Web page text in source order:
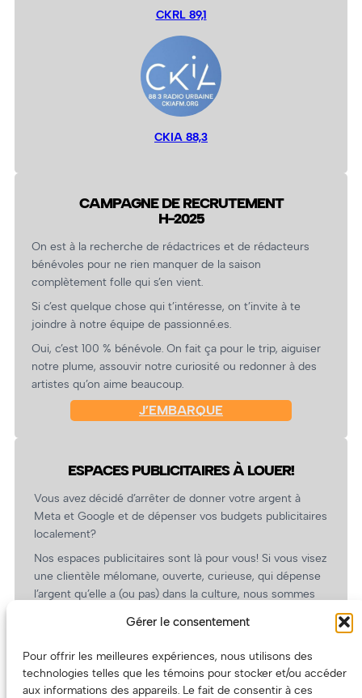
Gérer le consentement
Pour offrir les meilleures expériences, nous utilisons des
technologies telles que les témoins pour stocker et/ou accéder
aux informations des appareils. Le fait de consentir à ces
CKRL 89,1
CKIA 88,3
CAMPAGNE DE RECRUTEMENT
H-2025
On est à la recherche de rédactrices et de rédacteurs
bénévoles pour ne rien manquer de la saison
complètement folle qui s’en vient.
Si c’est quelque chose qui t’intéresse, on t’invite à te
joindre à notre équipe de passionné.es.
Oui, c’est 100 % bénévole. On fait ça pour le trip, aiguiser
notre plume, assouvir notre curiosité ou redonner à des
artistes qu’on aime beaucoup.
J’EMBARQUE
ESPACES PUBLICITAIRES À LOUER!
Vous avez décidé d’arrêter de donner votre argent à
Meta et Google et de dépenser vos budgets publicitaires
localement?
Nos espaces publicitaires sont là pour vous! Si vous visez
une clientèle mélomane, ouverte, curieuse, qui dépense
l’argent qu’elle a (ou pas) dans la culture, nous sommes
revient.
(Oui, on va avoir des tarifs spéciaux pour vous, les